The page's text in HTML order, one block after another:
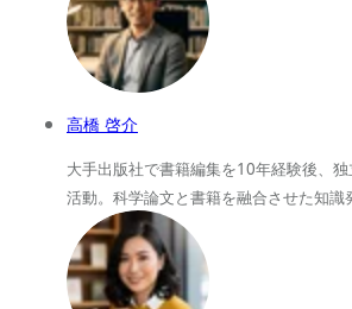
高橋 啓介
大手出版社で書籍編集を10年経験後、
活動。科学論文と書籍を融合させた知識